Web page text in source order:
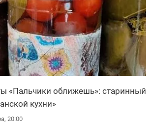
«Пальчики оближешь»: старинный
кухни»
20:00